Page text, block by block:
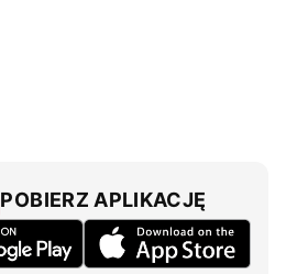
POBIERZ APLIKACJĘ